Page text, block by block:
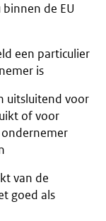
de EU
een particulier
is
uitsluitend voor
of voor
van de
goed als